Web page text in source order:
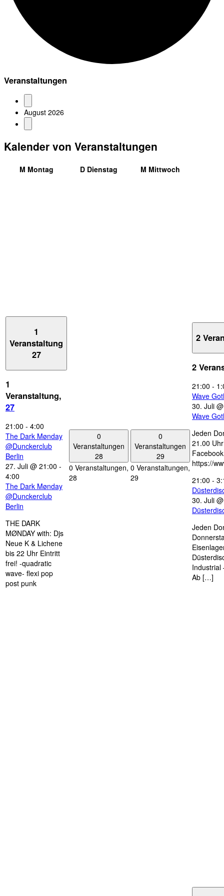
Veranstaltungen
August 2026
Kalender von Veranstaltungen
M Montag D Dienstag M Mittwoch
1
Veranstaltung
27
1
Veranstaltung,
27
21:00 - 4:00
The Dark Mønday
@Dunckerclub
Berlin
27. Juli @ 21:00 -
4:00
The Dark Mønday
@Dunckerclub
Berlin
THE DARK
MØNDAY with: Djs
Neue K & Lichene
bis 22 Uhr Eintritt
frei! -quadratic
wave- flexi pop
post punk
0
Veranstaltungen
28
0 Veranstaltungen,
28
0
Veranstaltungen
29
0 Veranstaltungen,
29
2
2
21:00 -
Wave
30. Juli
Wave
Jeden
21.00
https://
21:00 -
30. Juli
Jeden
Industrial
Ab […]